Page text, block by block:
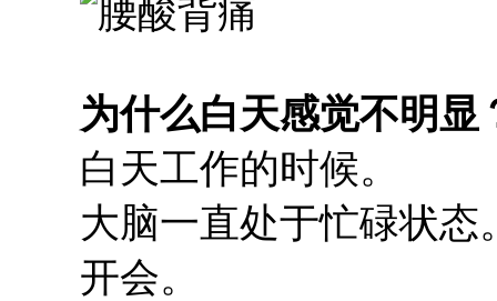
为什么白天感觉不明显
白天工作的时候。
大脑一直处于忙碌状态
开会。